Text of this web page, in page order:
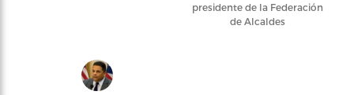
presidente de la Federación
de Alcaldes